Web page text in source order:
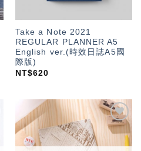
Take a Note 2021
REGULAR PLANNER A5
English ver.(時效日誌A5國
際版)
NT$620
加入
「願
望輕